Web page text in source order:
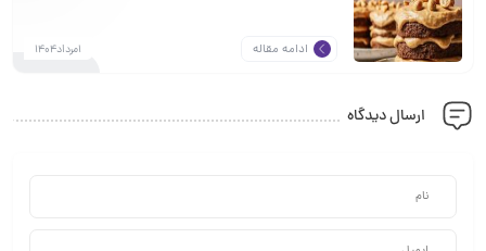
ادامه مقاله 1مرداد1404
ارسال دیدگاه